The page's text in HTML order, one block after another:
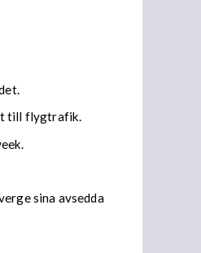
till flygtrafik.
sina avsedda